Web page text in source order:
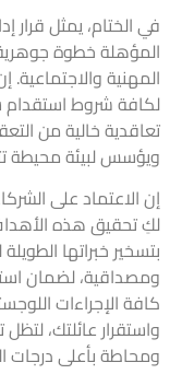
في الختام، يمثل قرار
المؤهلة خطوة جوهرية
المهنية والاجتماعية.
لكافة شروط استقدام
تعاقدية خالية من
ويؤسس لبيئة محيطة
إن الاعتماد على
لكِ تحقيق هذه
بتسخير خبراتها
ومصداقية، لضمان
كافة الإجراءات
واستقرار عائلتك،
ومحاطة بأعلى درجات